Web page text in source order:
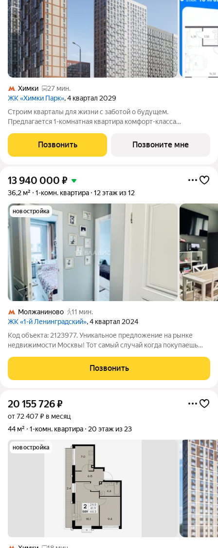
Химки
27 мин.
ЖК «Химки Парк», 4 квартал 2029
Строим кварталы для жизни с заботой о будущем.
Предлагается 1-комнатная квартира комфорт-класса
в жилом комплексе "Химки Парк".Квартиры комплекса на
выбор: могут быть как с отделкой, так и
Позвонить Позвоните мне
13 940 000 ₽
36,2 м² 1-комн. квартира 12 этаж из 12
новостройка
Молжаниново
11 мин.
ЖК «1-й Ленинградский», 4 квартал 2024
Код объекта: 2123977. Уникальное предложение на рынке
недвижимости Москвы! Тот самый случай когда покупаешь
изолированные спальни и просторная кухня. Квартира в
современном доме с тремя отдельными
Позвонить
20 155 726₽
от 72 407 ₽ в месяц
44 м²
1-комн. квартира 20 этаж из 23
новостройка